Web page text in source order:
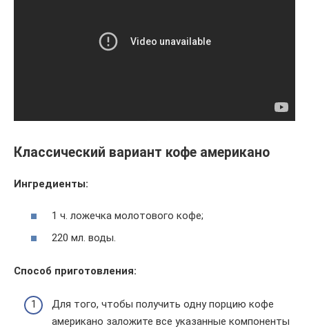
Классический вариант кофе американо
Ингредиенты:
1 ч. ложечка молотового кофе;
220 мл. воды.
Способ приготовления:
Для того, чтобы получить одну порцию кофе
американо заложите все указанные компоненты